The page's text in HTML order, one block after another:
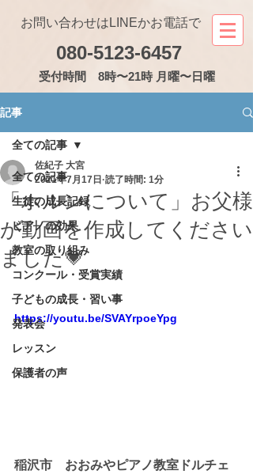
080-5123-6457
お問い合わせはLINEかお電話で
受付時間 8時〜21時 月曜〜日曜
記事
全ての記事
生徒の成長記録
ピアノの効果
教室の取り組み
コンクール・受賞実績
子どもの成長・習い事
発表会
レッスン
保護者の声
全ての記事
「ホルンについて」お父様
が動画を作成してください
ました💗
佐紀子 大宮
2021年7月17日 読了時間: 1分
https://youtu.be/SVAYrpoeYpg
稲沢市　おおみやピアノ教室ドルチェ